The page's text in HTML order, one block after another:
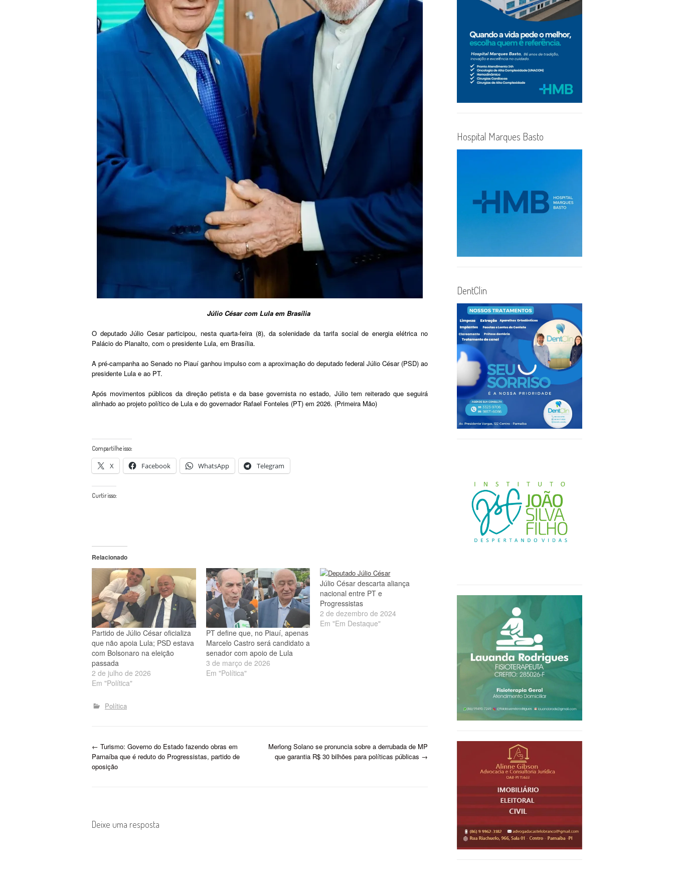
Júlio César com Lula em Brasília
O deputado Júlio Cesar participou, nesta quarta-feira (8), da solenidade da tarifa social de energia elétrica no
Palácio do Planalto, com o presidente Lula, em Brasília.
A pré-campanha ao Senado no Piauí ganhou impulso com a aproximação do deputado federal Júlio César (PSD) ao
presidente Lula e ao PT.
Após movimentos públicos da direção petista e da base governista no estado, Júlio tem reiterado que seguirá
alinhado ao projeto político de Lula e do governador Rafael Fonteles (PT) em 2026. (Primeira Mão)
Compartilhe isso:
X Facebook WhatsApp Telegram
Curtir isso:
Relacionado
Partido de Júlio César oficializa
que não apoia Lula; PSD estava
com Bolsonaro na eleição
passada
2 de julho de 2026
Em "Política"
PT define que, no Piauí, apenas
Marcelo Castro será candidato a
senador com apoio de Lula
3 de março de 2026
Em "Política"
Júlio César descarta aliança
nacional entre PT e
Progressistas
2 de dezembro de 2024
Em "Em Destaque"
Política
P
o
← Turismo: Governo do Estado fazendo obras em
Parnaíba que é reduto do Progressistas, partido de
oposição
Merlong Solano se pronuncia sobre a derrubada de MP
que garantia R$ 30 bilhões para políticas públicas →
Deixe uma resposta
Hospital Marques Basto
DentClin